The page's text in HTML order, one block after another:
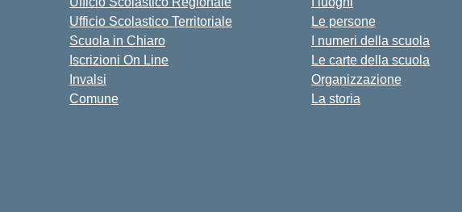
Ufficio Scolastico Territoriale
Scuola in Chiaro
Iscrizioni On Line
Invalsi
Comune
Le persone
I numeri della scuola
Le carte della scuola
Organizzazione
La storia